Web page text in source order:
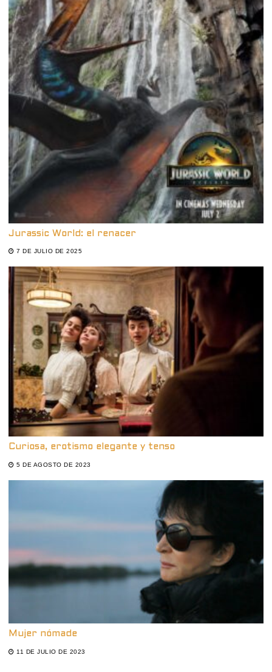
Jurassic World: el renacer
7 DE JULIO DE 2025
Curiosa, erotismo elegante y tenso
5 DE AGOSTO DE 2023
Mujer nómade
11 DE JULIO DE 2023